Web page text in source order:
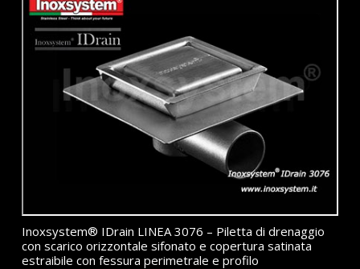
Inoxsystem® IDrain LINEA 3076 – Piletta di drenaggio
con scarico orizzontale sifonato e copertura satinata
estraibile con fessura perimetrale e profilo